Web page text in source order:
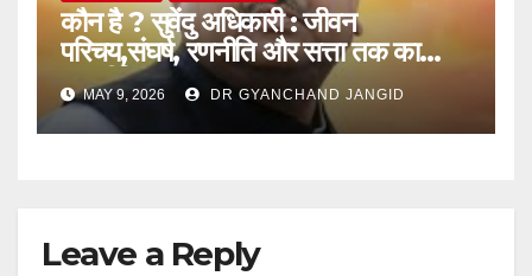
कौन है ? सुवेंदु अधिकारी : जीवन
परिचय,संघर्ष, रणनीति और सत्ता तक का
राजनीतिक सफर
MAY 9, 2026 DR GYANCHAND JANGID
Leave a Reply